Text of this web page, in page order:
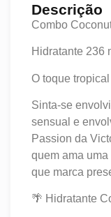
Descrição
Combo
Hidratante 236
O toque
Sinta-se
sensual e
Passion da
quem ama
que marca
🌴 Hidratante